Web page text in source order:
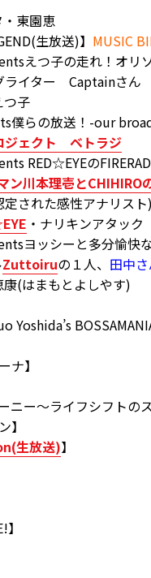
東園恵
生放送)】 MUSIC
えつ子の走れ！オリ
イター Captainさん
子
僕らの放送！-our
ジェクト ベトラジ
RED☆EYEの
ン川本理壱とCHIHIRO
された感性アナリスト)
・ナリキンアタック
ヨッシーと多分愉快
Zuttoiruの１人、 田中
はまもとよしやす)
ナ】
ー〜ライフシフトのス
】
生放送)】